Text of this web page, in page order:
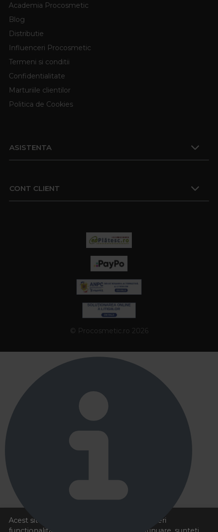
Acest site foloseste cookies pentru a va oferi
Academia Procosmetic
Blog
Distributie
Influenceri Procosmetic
Termeni si conditii
Confidentialitate
Marturiile clientilor
Politica de Cookies
ASISTENTA
CONT CLIENT
© Procosmetic.ro 2026